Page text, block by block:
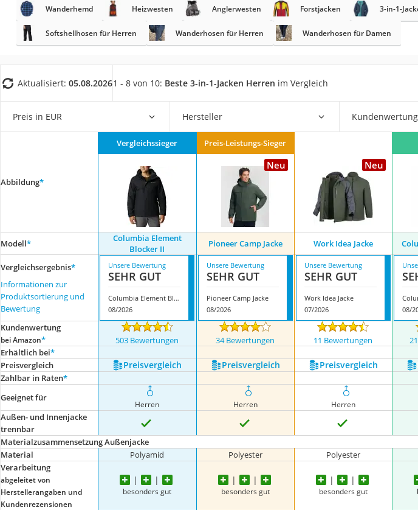
Faltschloss
Handgepäck-Koffer
Vibrationsplatte
Sicherheitsweste Reiten
Wanderhemd Heizwesten Anglerwesten Forstjacken 3-in-1-
Softshellhosen für Herren Wanderhosen für Herren Wanderhosen für Damen
Aktualisiert: 05.08.20261 - 8 von 10: Beste 3-in-1-Jacken Herren im Vergleich
Preis in EUR Hersteller Kundenwertung
Abbildung*
Vergleichssieger Preis-Leistungs-Sieger
Neu Neu
Modell*
Columbia Element
Blocker II
Pioneer Camp Jacke Work Idea Jacke
Vergleichsergebnis*
Informationen zur
Produktsortierung und
Bewertung
Unsere Bewertung
SEHR GUT
Columbia Element Blocker II
08/2026
Unsere Bewertung
SEHR GUT
Pioneer Camp Jacke
08/2026
Unsere Bewertung
SEHR GUT
Work Idea Jacke
07/2026
08/
Kundenwertung
bei Amazon* 503 Bewertungen 34 Bewertungen 11 Bewertungen
Erhältlich bei*
Preis­vergleich
Preis­vergleich Preis­vergleich Preis­vergleich
Zahlbar in Raten*
Geeignet für
Herren Herren Herren
Außen- und Innenjacke
trennbar
Materialzusammensetzung Außenjacke
Material
Polyamid Polyester Polyester
Verarbeitung
abgeleitet von
Herstellerangaben und
Kundenrezensionen
besonders gut besonders gut besonders gut